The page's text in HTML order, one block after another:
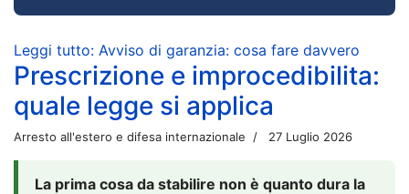
Leggi tutto: Avviso di garanzia: cosa fare davvero
Prescrizione e improcedibilita:
quale legge si applica
Arresto all'estero e difesa internazionale 27 Luglio 2026
La prima cosa da stabilire non è quanto dura la